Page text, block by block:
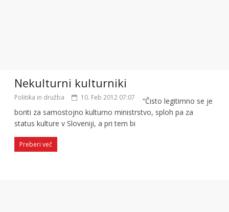
Nekulturni kulturniki
Politika in družba 10. Feb 2012 07:07
“Čisto legitimno se je
boriti za samostojno kulturno ministrstvo, sploh pa za
status kulture v Sloveniji, a pri tem bi
Preberi več